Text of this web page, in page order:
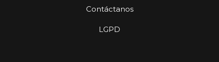
Contáctanos
LGPD